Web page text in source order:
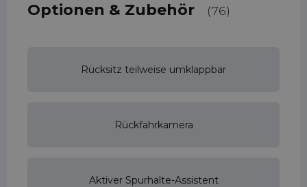
Optionen & Zubehör (76)
Rücksitz teilweise umklappbar
Rückfahrkamera
Aktiver Spurhalte-Assistent